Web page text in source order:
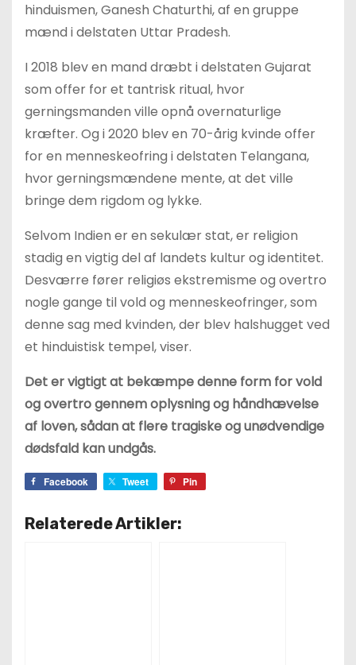
hinduismen, Ganesh Chaturthi, af en gruppe
mænd i delstaten Uttar Pradesh.
I 2018 blev en mand dræbt i delstaten Gujarat
som offer for et tantrisk ritual, hvor
gerningsmanden ville opnå overnaturlige
kræfter. Og i 2020 blev en 70-årig kvinde offer
for en menneskeofring i delstaten Telangana,
hvor gerningsmændene mente, at det ville
bringe dem rigdom og lykke.
Selvom Indien er en sekulær stat, er religion
stadig en vigtig del af landets kultur og identitet.
Desværre fører religiøs ekstremisme og overtro
nogle gange til vold og menneskeofringer, som
denne sag med kvinden, der blev halshugget ved
et hinduistisk tempel, viser.
Det er vigtigt at bekæmpe denne form for vold
og overtro gennem oplysning og håndhævelse
af loven, sådan at flere tragiske og unødvendige
dødsfald kan undgås.
Facebook Tweet Pin
Relaterede Artikler: